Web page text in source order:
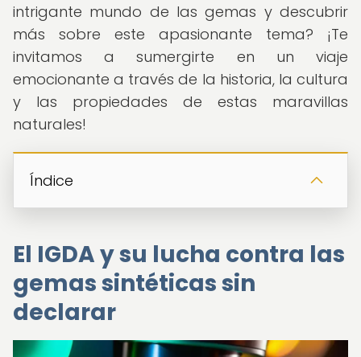
intrigante mundo de las gemas y descubrir
más sobre este apasionante tema? ¡Te
invitamos a sumergirte en un viaje
emocionante a través de la historia, la cultura
y las propiedades de estas maravillas
naturales!
Índice
El IGDA y su lucha contra las
gemas sintéticas sin
declarar